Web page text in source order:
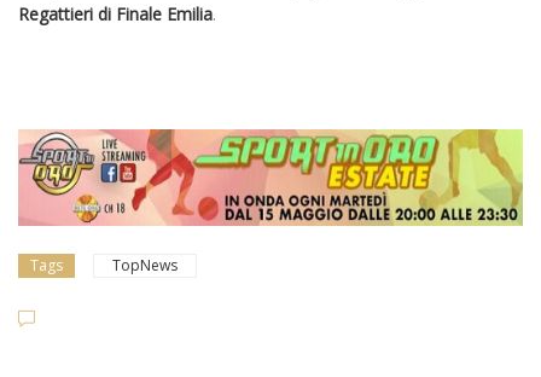
Regattieri di Finale Emilia.
Tags TopNews